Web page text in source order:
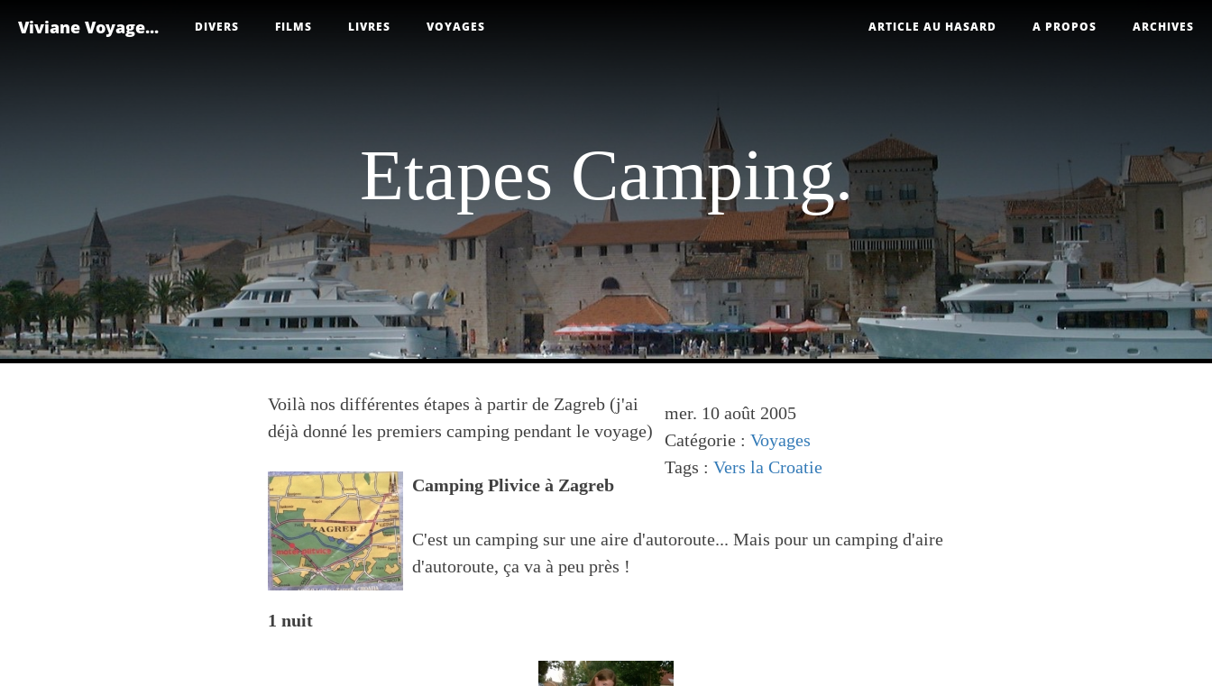
Viviane Voyage... DIVERS FILMS LIVRES VOYAGES ARTICLE AU HASARD A PROPOS ARCHIVES
Etapes Camping.
mer. 10 août 2005
Catégorie : Voyages
Tags : Vers la Croatie
Voilà nos différentes étapes à partir de Zagreb (j'ai
déjà donné les premiers camping pendant le voyage)
Camping Plivice à Zagreb
C'est un camping sur une aire d'autoroute... Mais pour un camping d'aire
d'autoroute, ça va à peu près !
1 nuit